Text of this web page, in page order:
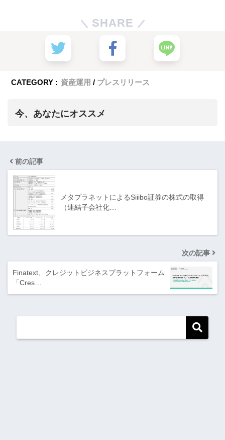
SHARE
CATEGORY : 資産運用 プレスリリース
今、あなたにオススメ
前の記事
メタプラネットによるSiiibo証券の株式の取得
（連結子会社化…
次の記事
Finatext、クレジットビジネスプラットフォーム
「Cres…